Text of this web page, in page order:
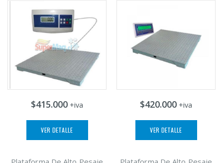
$415.000 +iva
VER DETALLE
$420.000 +iva
VER DETALLE